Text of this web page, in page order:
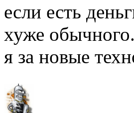
если есть
хуже обычного.
я за новые